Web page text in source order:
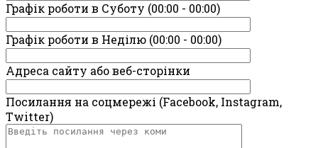
Графік роботи в Суботу (00:00 - 00:00)
Графік роботи в Неділю (00:00 - 00:00)
Адреса сайту або веб-сторінки
Посилання на соцмережі (Facebook, Instagram,
Twitter)